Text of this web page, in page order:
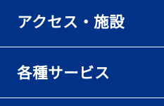
【とこなめボート】準優６枠の西
もあります」
アクセス・施設
各種サービス